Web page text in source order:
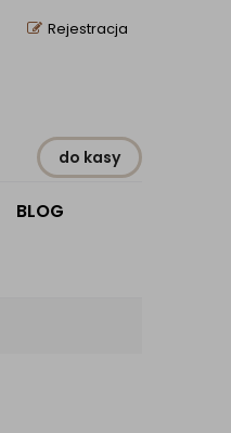
Rejestracja
do kasy
BLOG